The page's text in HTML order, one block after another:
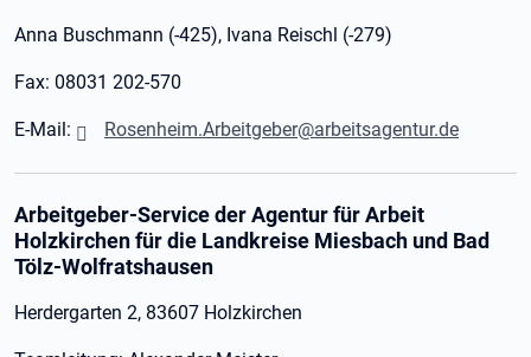
Anna Buschmann (-425), Ivana Reischl (-279)
Fax: 08031 202-570
E-Mail: Rosenheim.Arbeitgeber@arbeitsagentur.de
Arbeitgeber-Service der Agentur für Arbeit
Holzkirchen für die Landkreise Miesbach und Bad
Tölz-Wolfratshausen
Herdergarten 2, 83607 Holzkirchen